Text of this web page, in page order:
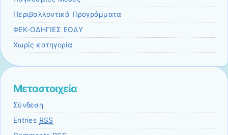
Περιβαλλοντικά Προγράμματα
ΦΕΚ-ΟΔΗΓΙΕΣ ΕΟΔΥ
Χωρίς κατηγορία
Μεταστοιχεία
Σύνδεση
Entries RSS